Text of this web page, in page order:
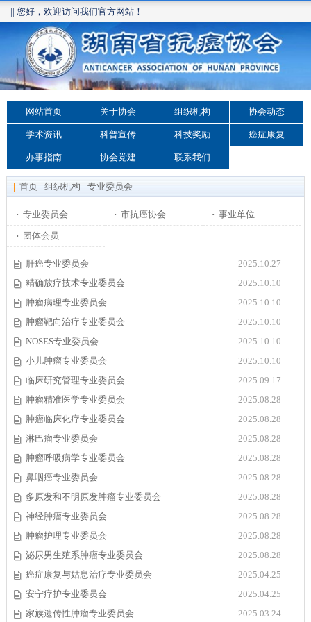
|| 您好，欢迎访问我们官方网站！
网站首页 关于协会 组织机构 协会动态
学术资讯 科普宣传 科技奖励 癌症康复
办事指南 协会党建 联系我们
|| 首页 - 组织机构 - 专业委员会
· 专业委员会 · 市抗癌协会 · 事业单位
· 团体会员
肝癌专业委员会
2025.10.27
精确放疗技术专业委员会
2025.10.10
肿瘤病理专业委员会
2025.10.10
肿瘤靶向治疗专业委员会
2025.10.10
NOSES专业委员会
2025.10.10
小儿肿瘤专业委员会
2025.10.10
临床研究管理专业委员会
2025.09.17
肿瘤精准医学专业委员会
2025.08.28
肿瘤临床化疗专业委员会
2025.08.28
淋巴瘤专业委员会
2025.08.28
肿瘤呼吸病学专业委员会
2025.08.28
鼻咽癌专业委员会
2025.08.28
多原发和不明原发肿瘤专业委员会
2025.08.28
神经肿瘤专业委员会
2025.08.28
肿瘤护理专业委员会
2025.08.28
泌尿男生殖系肿瘤专业委员会
2025.08.28
癌症康复与姑息治疗专业委员会
2025.04.25
安宁疗护专业委员会
2025.04.25
家族遗传性肿瘤专业委员会
2025.03.24